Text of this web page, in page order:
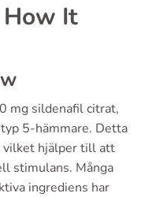
How It
mg sildenafil citrat,
5-hämmare. Detta
vilket hjälper till att
stimulans. Många
ingrediens har